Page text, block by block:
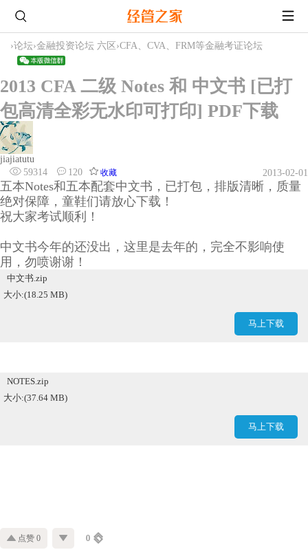
›论坛›金融投资论坛 六区 ›CFA、CVA、FRM等金融考证论坛
2013 CFA 二级 Notes 和 中文书 [已打
包高清全彩无水印可打印] PDF下载
jiajiatutu
59314
120 收藏 2013-02-01
五本Notes和五本配套中文书，已打包，排版清晰，质量
绝对保障，童鞋们请放心下载！
祝大家考试顺利！
中文书今年的还没出，这里是去年的，完全不影响使
用，勿喷谢谢！
中文书.zip
大小:(18.25 MB)
马上下载
NOTES.zip
大小:(37.64 MB)
马上下载
点赞 0 0